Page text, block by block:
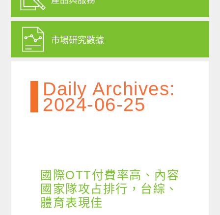
市場研究數據
Daily Archives:
2024-06-25
國際OTT付費率高、內容
國家隊攻占排行，台綜、
體育表現佳